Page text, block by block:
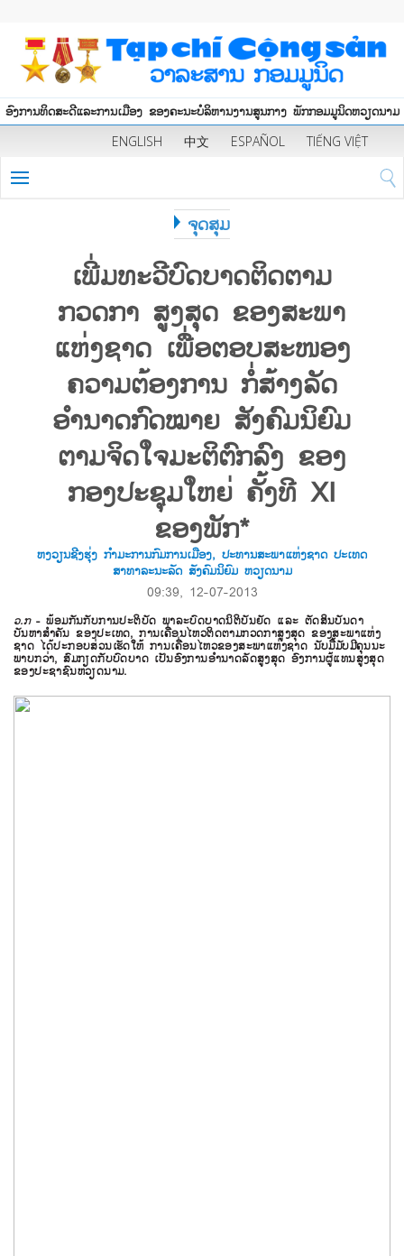
ອົງການທິດສະດີແລະການເມືອງ ຂອງຄະນະບໍລິຫານງານສູນກາງ ພັກກອມມູນິດຫວຽດນາມ
ENGLISH 中文 ESPAÑOL TIẾNG VIỆT
ຈຸດສຸມ
ເພີ່ມທະວີບົດບາດຕິດຕາມ
ກວດກາ ສູງສຸດ ຂອງສະພາ
ແຫ່ງຊາດ ເພື່ອຕອບສະໜອງ
ຄວາມຕ້ອງການ ກໍ່ສ້າງລັດ
ອຳນາດກົດໝາຍ ສັງຄົມນິຍົມ
ຕາມຈິດໃຈມະຕິຕົກລົງ ຂອງ
ກອງປະຊຸມໃຫຍ່ ຄັ້ງທີ XI
ຂອງພັກ*
ຫງວຽນຊີງຮຸ່ງ ກຳມະການກົມການເມືອງ, ປະທານສະພາແຫ່ງຊາດ ປະເທດ
ສາທາລະນະລັດ ສັງຄົມນິຍົມ ຫວຽດນາມ
09:39, 12-07-2013
ວ.ກ- ພ້ອມ​ກັນກັບການ​ປະຕິບັດ​ ພາລະ​ບົດບາດ​ນິຕິບັນຍັດ ​ແລະ ຕັດສິນບັນດາ​
ບັນຫາ​ສຳຄັນ​ ຂອງ​ປະ​ເທດ, ການ​ເຄື່ອນ​ໄຫວ​ຕິດຕາມ​ກວດກາ​ສູງ​ສຸດ​ ຂອງ​ສະພາ​ແຫ່ງ​
ຊາດ ​ໄດ້​ປະກອບສ່ວນ​ເຮັດ​ໃຫ້ ການ​ເຄື່ອນ​ໄຫວ​ຂອງສະພາ​ແຫ່ງ​ຊາດ ນັບ​ມື້​ມັບ​ມີ​ຄຸນ​ນະ
ພາ​ບກວ່າ, ສົມ​ກຽດກັບ​ບົດບາດ ​ເປັນ​ອົງການ​ອຳນາດ​ລັດ​ສູງ​ສຸດ ອົງການ​ຜູ້​ແທນ​ສູງ​ສຸດ ​
ຂອງປະຊາຊົນຫວຽດນາມ.